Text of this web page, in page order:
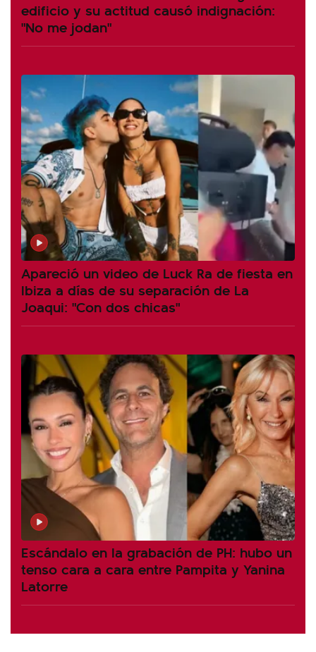
edificio y su actitud causó indignación:
"No me jodan"
Apareció un video de Luck Ra de fiesta en
Ibiza a días de su separación de La
Joaqui: "Con dos chicas"
Escándalo en la grabación de PH: hubo un
tenso cara a cara entre Pampita y Yanina
Latorre